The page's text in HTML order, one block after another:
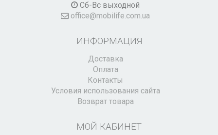
Сб-Вс выходной
office@mobilife.com.ua
ИНФОРМАЦИЯ
Доставка
Оплата
Контакты
Условия использования сайта
Возврат товара
МОЙ КАБИНЕТ